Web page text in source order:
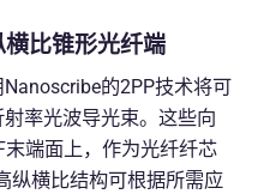
比锥形光纤端
的2PP技术将可
率光波导光束。这些向
端面上，作为光纤纤芯
纵横比结构可根据所需应